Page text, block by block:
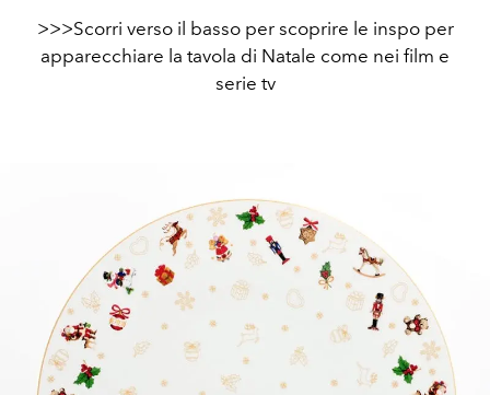
>>>Scorri verso il basso per scoprire le inspo per
apparecchiare la tavola di Natale come nei film e
serie tv